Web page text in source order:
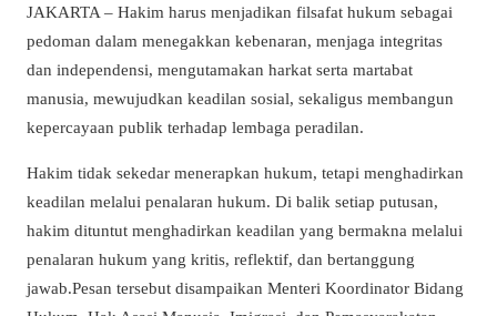
JAKARTA – Hakim harus menjadikan filsafat hukum sebagai
pedoman dalam menegakkan kebenaran, menjaga integritas
dan independensi, mengutamakan harkat serta martabat
manusia, mewujudkan keadilan sosial, sekaligus membangun
kepercayaan publik terhadap lembaga peradilan.
Hakim tidak sekedar menerapkan hukum, tetapi menghadirkan
keadilan melalui penalaran hukum. Di balik setiap putusan,
hakim dituntut menghadirkan keadilan yang bermakna melalui
penalaran hukum yang kritis, reflektif, dan bertanggung
jawab.Pesan tersebut disampaikan Menteri Koordinator Bidang